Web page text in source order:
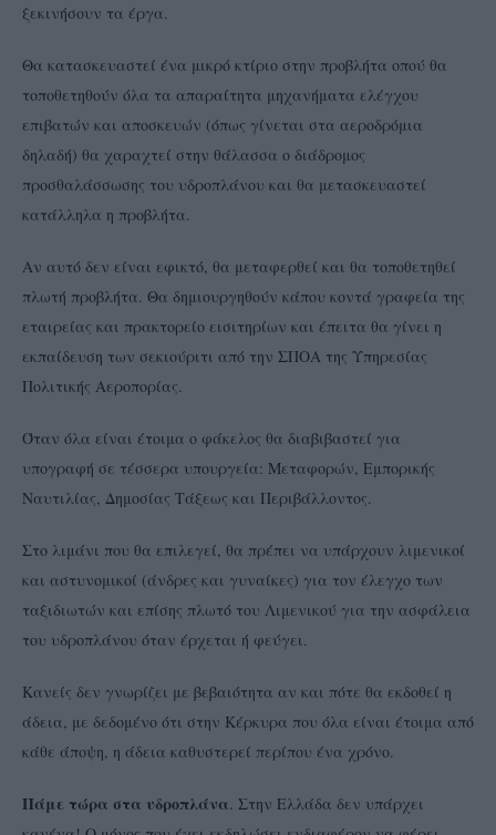
ξεκινήσουν τα έργα.
Θα κατασκευαστεί ένα μικρό κτίριο στην προβλήτα οπού θα
τοποθετηθούν όλα τα απαραίτητα μηχανήματα ελέγχου
επιβατών και αποσκευών (όπως γίνεται στα αεροδρόμια
δηλαδή) θα χαραχτεί στην θάλασσα ο διάδρομος
προσθαλάσσωσης του υδροπλάνου και θα μετασκευαστεί
κατάλληλα η προβλήτα.
Αν αυτό δεν είναι εφικτό, θα μεταφερθεί και θα τοποθετηθεί
πλωτή προβλήτα. Θα δημιουργηθούν κάπου κοντά γραφεία της
εταιρείας και πρακτορείο εισιτηρίων και έπειτα θα γίνει η
εκπαίδευση των σεκιούριτι από την ΣΠΟΑ της Υπηρεσίας
Πολιτικής Αεροπορίας.
Όταν όλα είναι έτοιμα ο φάκελος θα διαβιβαστεί για
υπογραφή σε τέσσερα υπουργεία: Μεταφορών, Εμπορικής
Ναυτιλίας, Δημοσίας Τάξεως και Περιβάλλοντος.
Στο λιμάνι που θα επιλεγεί, θα πρέπει να υπάρχουν λιμενικοί
και αστυνομικοί (άνδρες και γυναίκες) για τον έλεγχο των
ταξιδιωτών και επίσης πλωτό του Λιμενικού για την ασφάλεια
του υδροπλάνου όταν έρχεται ή φεύγει.
Κανείς δεν γνωρίζει με βεβαιότητα αν και πότε θα εκδοθεί η
άδεια, με δεδομένο ότι στην Κέρκυρα που όλα είναι έτοιμα από
κάθε άποψη, η άδεια καθυστερεί περίπου ένα χρόνο.
Πάμε τώρα στα υδροπλάνα. Στην Ελλάδα δεν υπάρχει